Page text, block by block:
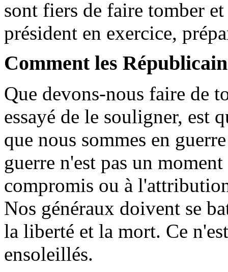
sont fiers de faire tomber
président en exercice,
Comment les
Que devons-nous faire de
essayé de le souligner, est
que nous sommes en
guerre n'est pas un
compromis ou à
Nos généraux doivent se
la liberté et la mort. Ce
ensoleillés.